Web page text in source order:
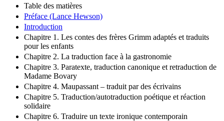
Table des matières
Préface (Lance Hewson)
Introduction
Chapitre 1. Les contes des frères Grimm adaptés et traduits
pour les enfants
Chapitre 2. La traduction face à la gastronomie
Chapitre 3. Paratexte, traduction canonique et retraduction de
Madame Bovary
Chapitre 4. Maupassant – traduit par des écrivains
Chapitre 5. Traduction/autotraduction poétique et réaction
solidaire
Chapitre 6. Traduire un texte ironique contemporain